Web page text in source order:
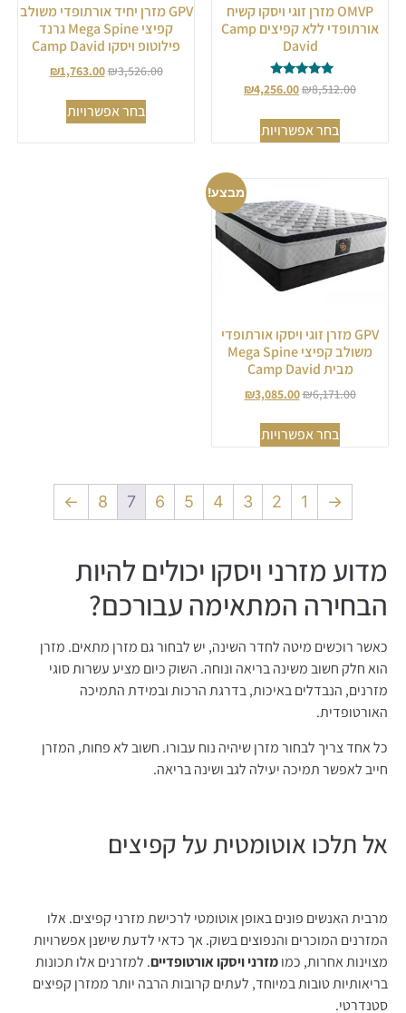
OMVP מזרן זוגי ויסקו קשיח
אורתופדי ללא קפיצים Camp
David
דורג
5.00
₪8,512.00
₪4,256.00
בחר אפשרויות
GPV מזרן יחיד אורתופדי משולב
קפיצי Mega Spine גרנד
פילוטופ ויסקו Camp David
₪3,526.00
₪1,763.00
בחר אפשרויות
מבצע!
GPV מזרן זוגי ויסקו אורתופדי
משולב קפיצי Mega Spine
מבית Camp David
₪6,171.00
₪3,085.00
בחר אפשרויות
→
1
2
3
4
5
6
7
8
←
מדוע מזרני ויסקו יכולים להיות
הבחירה המתאימה עבורכם?
כאשר רוכשים מיטה לחדר השינה, יש לבחור גם מזרן מתאים. מזרן
הוא חלק חשוב משינה בריאה ונוחה. השוק כיום מציע עשרות סוגי
מזרנים, הנבדלים באיכות, בדרגת הרכות ובמידת התמיכה
האורטופדית.
כל אחד צריך לבחור מזרן שיהיה נוח עבורו. חשוב לא פחות, המזרן
חייב לאפשר תמיכה יעילה לגב ושינה בריאה.
אל תלכו אוטומטית על קפיצים
מרבית האנשים פונים באופן אוטומטי לרכישת מזרני קפיצים. אלו
המזרנים המוכרים והנפוצים בשוק. אך כדאי לדעת שישנן אפשרויות
מצוינות אחרות, כמומזרני ויסקו אורטופדיים. למזרנים אלו תכונות
בריאותיות טובות במיוחד, לעתים קרובות הרבה יותר ממזרן קפיצים
סטנדרטי.